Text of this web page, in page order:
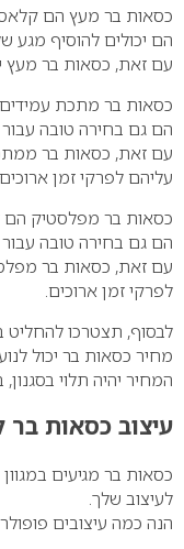
כסאות בר מעץ הם
הם יכולים להוסיף
עם זאת, כסאות בר מעץ
כסאות בר מתכת
הם גם בחירה טובה
עם זאת, כסאות בר
עליהם לפרקי זמן
כסאות בר מפלסטיק הם
הם גם בחירה טובה
עם זאת, כסאות בר
לפרקי זמן ארוכים.
לבסוף, תצטרכו להחליט
מחיר כסאות בר יכול
המחיר יהיה תלוי
עיצוב כסאות
כסאות בר מגיעים
לעיצוב שלך.
הנה כמה עיצובים